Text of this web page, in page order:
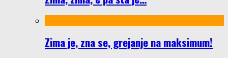
Zima je, zna se, grejanje na maksimum!